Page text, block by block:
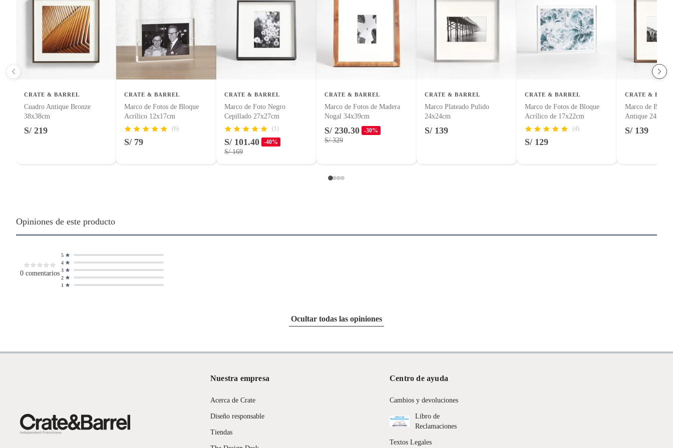
Licores y cigarros electrónicos.
CRATE & BARREL
Cuadro Antique Bronze
38x38cm
S/ 219
CRATE & BARREL
Marco de Fotos de Bloque
Acrílico 12x17cm
(6)
S/ 79
CRATE & BARREL
Marco de Foto Negro
Cepillado 27x27cm
(1)
S/ 101.40 -40%
S/ 169
CRATE & BARREL
Marco de Fotos de Madera
Nogal 34x39cm
S/ 230.30 -30%
S/ 329
CRATE & BARREL
Marco Plateado Pulido
24x24cm
S/ 139
CRATE & BARREL
Marco de Fotos de Bloque
Acrílico de 17x22cm
(4)
S/ 129
CRATE &
Marco de
Antique
S/ 139
Opiniones de este producto
0 comentarios
1
2
3
4
5
Ocultar todas las opiniones
Nuestra empresa
Acerca de Crate
Diseño responsable
Tiendas
Centro de ayuda
Cambios y devoluciones
Libro de
Reclamaciones
Textos Legales